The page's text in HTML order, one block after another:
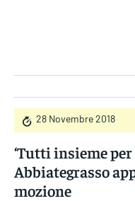
28 Novembre 2018
‘Tutti insieme per
Abbiategrasso
mozione